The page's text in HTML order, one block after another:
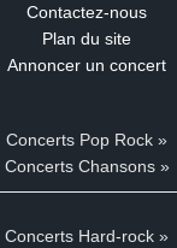
Contactez-nous
Plan du site
Annoncer un concert
Concerts Pop Rock »
Concerts Chansons »
Concerts Hard-rock »